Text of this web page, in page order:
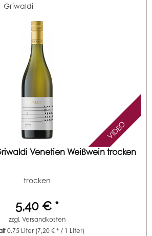
Griwaldi
VIDEO
Venetien Weißwein trocken
trocken
5,40 € *
zzgl.Versandkosten
0.75 Liter (7,20 € * / 1 Liter)